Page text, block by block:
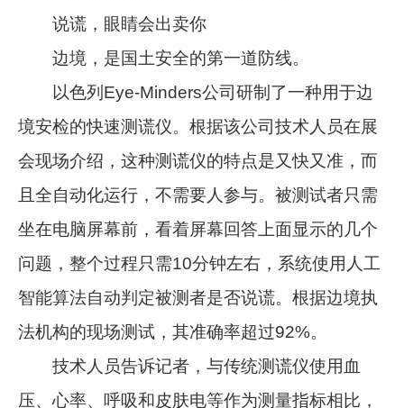
说谎，眼睛会出卖你
边境，是国土安全的第一道防线。
以色列Eye-Minders公司研制了一种用于边
境安检的快速测谎仪。根据该公司技术人员在展
会现场介绍，这种测谎仪的特点是又快又准，而
且全自动化运行，不需要人参与。被测试者只需
坐在电脑屏幕前，看着屏幕回答上面显示的几个
问题，整个过程只需10分钟左右，系统使用人工
智能算法自动判定被测者是否说谎。根据边境执
法机构的现场测试，其准确率超过92%。
技术人员告诉记者，与传统测谎仪使用血
压、心率、呼吸和皮肤电等作为测量指标相比，